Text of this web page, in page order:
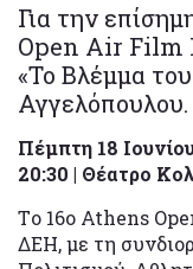
Για την
Open Air Film
«Το Βλέμμα
Αγγελόπουλου.
Πέμπτη 18
20:30 | Θέατρο
Tο 16ο Athens
ΔΕΗ, με τη